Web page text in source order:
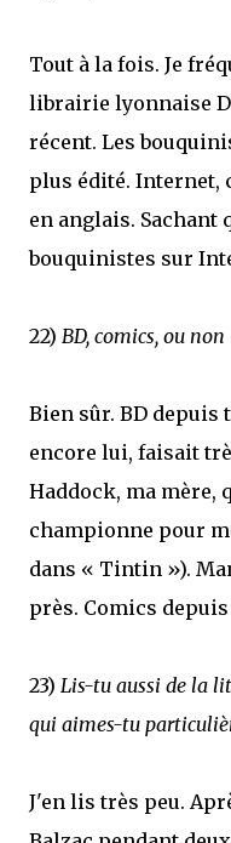
Tout à la fois. Je
librairie lyonnaise
récent. Les
plus édité. Internet,
en anglais. Sachant
bouquinistes sur
22) BD, comics, ou non
Bien sûr. BD depuis
encore lui, faisait
Haddock, ma mère,
championne pour
dans « Tintin »).
près. Comics
23) Lis-tu aussi de la
qui aimes-tu
J'en lis très peu.